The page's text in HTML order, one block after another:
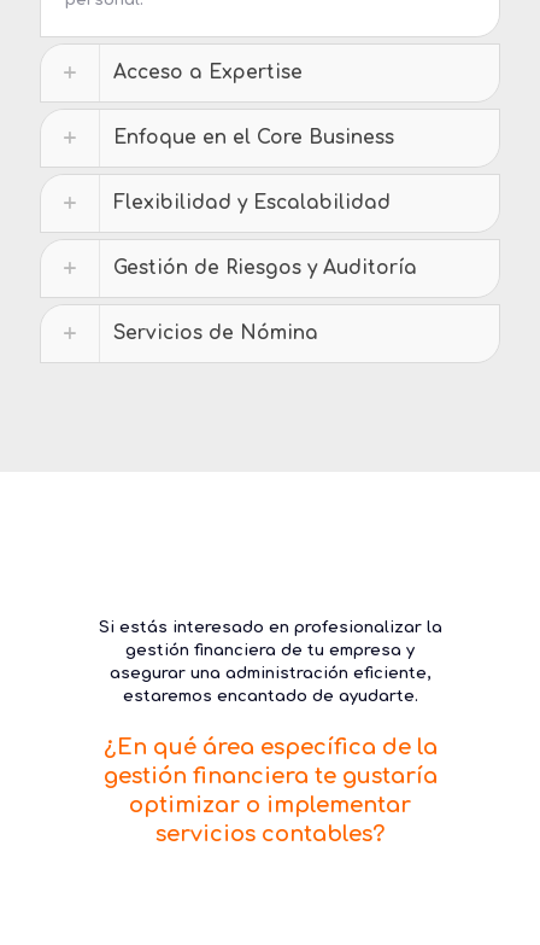
Acceso a Expertise
Enfoque en el Core Business
Flexibilidad y Escalabilidad
Gestión de Riesgos y Auditoría
Servicios de Nómina
Si estás interesado en profesionalizar la
gestión financiera de tu empresa y
asegurar una administración eficiente,
estaremos encantado de ayudarte.
¿En qué área específica de la
gestión financiera te gustaría
optimizar o implementar
servicios contables?